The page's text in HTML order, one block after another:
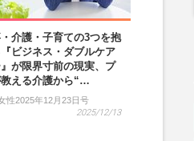
介護・子育ての3つを抱
『ビジネス・ダブルケア
が限界寸前の現実、プ
教える介護から“…
性2025年12月23日号
2025/12/13